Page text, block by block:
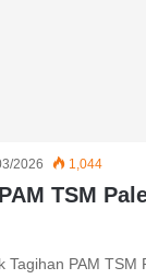
2026 1,044
TSM
Tagihan PAM TSM